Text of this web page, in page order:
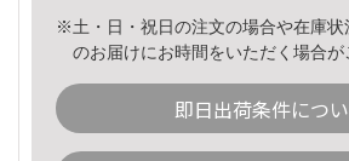
※土・日・祝日の注文の場合や在庫状
のお届けにお時間をいただく場合が
即日出荷条件につ